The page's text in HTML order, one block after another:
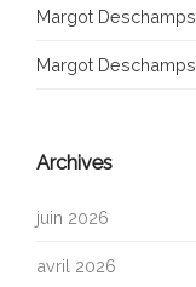
Margot Deschamps
Margot Deschamps
Archives
juin 2026
avril 2026